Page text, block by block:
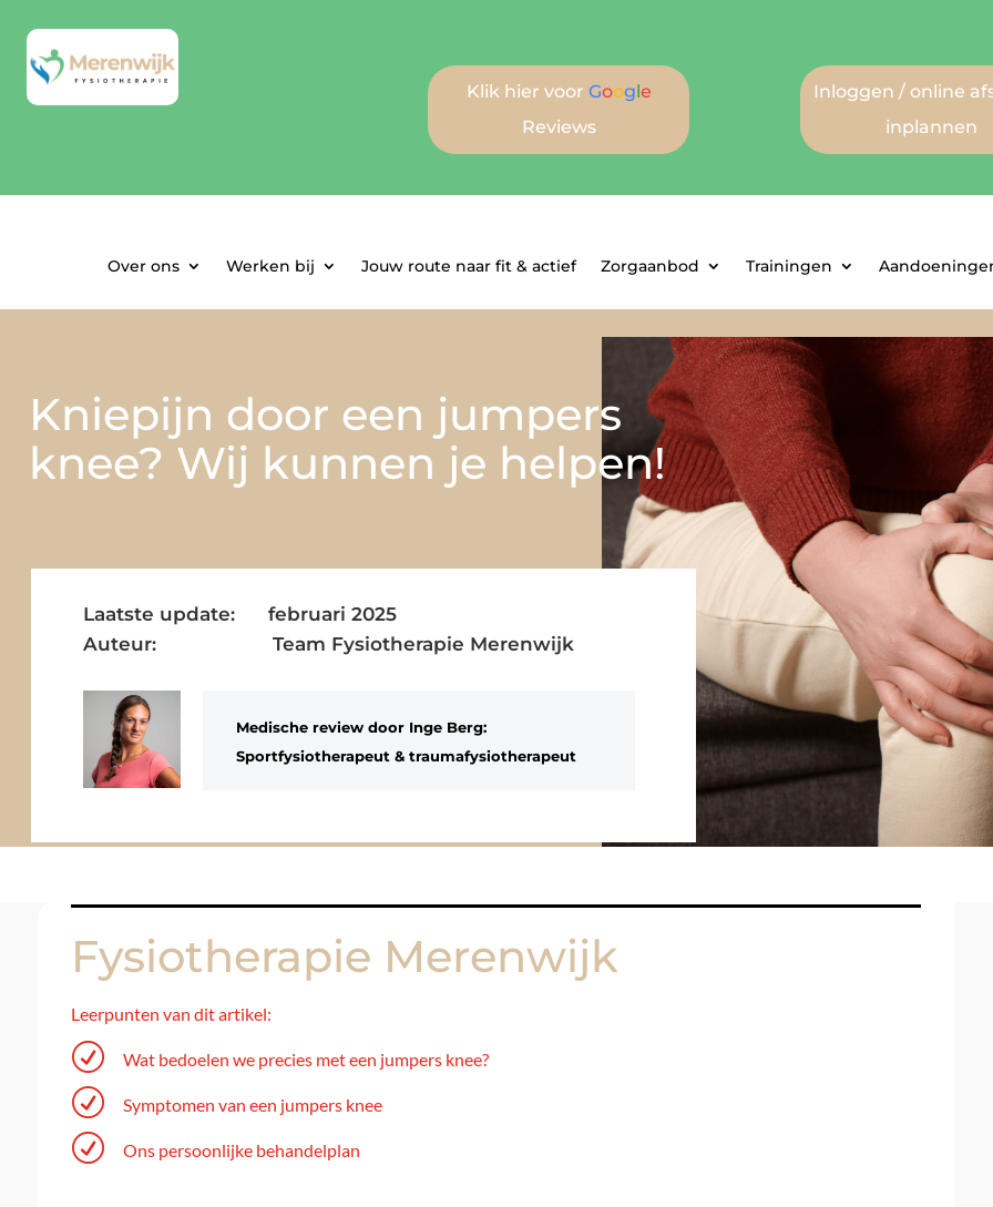
Klik hier voor Google
Reviews
Inloggen / online
inplannen
Over ons Werken bij Jouw route naar fit & actief Zorgaanbod Trainingen
Kniepijn door een jumpers
knee? Wij kunnen je helpen!
Laatste update: februari 2025
Auteur: Team Fysiotherapie Merenwijk
Medische review door Inge Berg:
Sportfysiotherapeut & traumafysiotherapeut
Fysiotherapie Merenwijk
Leerpunten van dit artikel:
R Wat bedoelen we precies met een jumpers knee?
R Symptomen van een jumpers knee
R Ons persoonlijke behandelplan